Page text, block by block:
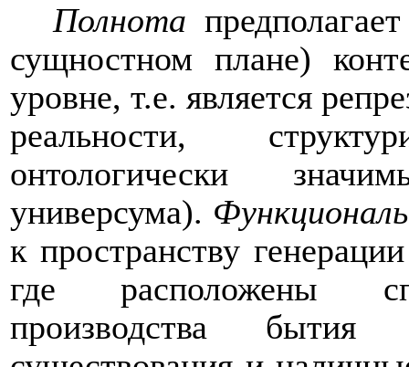
Полнота
сущностном плане)
уровне, т.е. является
реальности,
онтологически
универсума).
к пространству
где расположены
производства